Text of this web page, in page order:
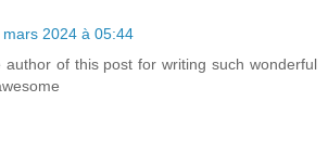
mars 2024 à 05:44
author of this post for writing such wonderful